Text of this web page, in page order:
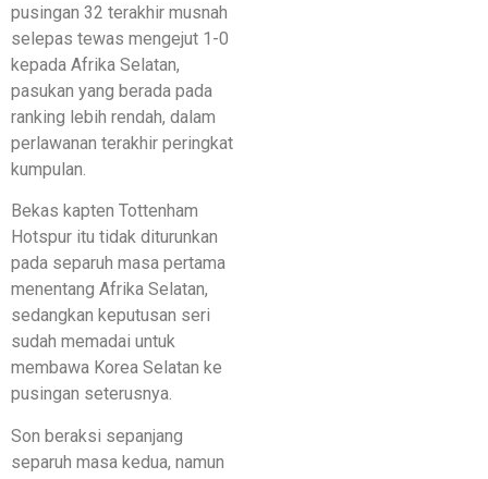
pusingan 32 terakhir musnah
selepas tewas mengejut 1-0
kepada Afrika Selatan,
pasukan yang berada pada
ranking lebih rendah, dalam
perlawanan terakhir peringkat
kumpulan.
Bekas kapten Tottenham
Hotspur itu tidak diturunkan
pada separuh masa pertama
menentang Afrika Selatan,
sedangkan keputusan seri
sudah memadai untuk
membawa Korea Selatan ke
pusingan seterusnya.
Son beraksi sepanjang
separuh masa kedua, namun